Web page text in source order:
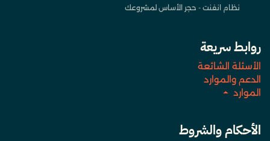
نظام انفنت - حجر الأساس لمشروعك
روابط سريعة
الأسئلة الشائعة
الدعم والموارد
الموارد
الأحكام والشروط